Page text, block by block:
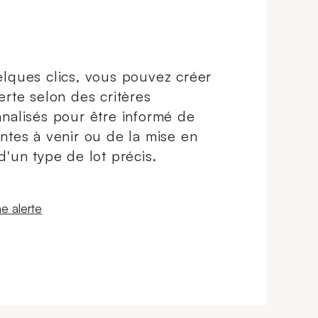
clics, vous pouvez créer
selon des critères
pour être informé de
à venir ou de la mise en
type de lot précis.
fenêtre
alerte